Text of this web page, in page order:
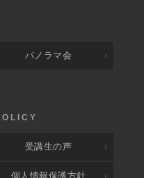
パノラマ会
受講生の声
個人情報保護方針